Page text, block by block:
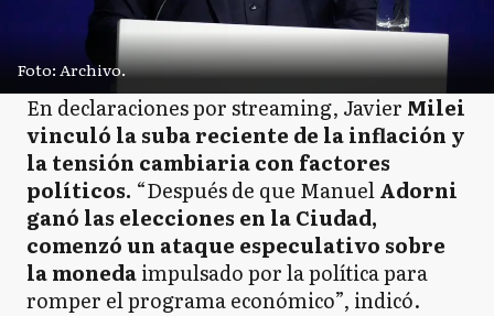
Foto: Archivo.
En declaraciones por streaming, Javier Milei
vinculó la suba reciente de la inflación y
la tensión cambiaria con factores
políticos. “Después de que ManuelAdorni
ganó las elecciones en la Ciudad,
comenzó un ataque especulativo sobre
la monedaimpulsado por la política para
romper el programa económico”, indicó.